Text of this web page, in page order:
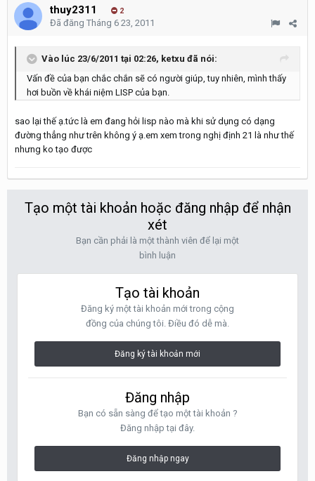
thuy2311 2
Đã đăng Tháng 6 23, 2011
Vào lúc 23/6/2011 tại 02:26, ketxu đã nói:
Vấn đề của bạn chắc chắn sẽ có người giúp, tuy nhiên, mình thấy
hơi buồn về khái niệm LISP của bạn.
sao lại thế ạ.tức là em đang hỏi lisp nào mà khi sử dụng có dạng
đường thẳng như trên không ý ạ.em xem trong nghị định 21 là như thế
nhưng ko tạo được
Tạo một tài khoản hoặc đăng nhập để nhận
xét
Bạn cần phải là một thành viên để lại một
bình luận
Tạo tài khoản
Đăng ký một tài khoản mới trong cộng
đồng của chúng tôi. Điều đó dễ mà.
Đăng ký tài khoản mới
Đăng nhập
Bạn có sẵn sàng để tạo một tài khoản ?
Đăng nhập tại đây.
Đăng nhập ngay